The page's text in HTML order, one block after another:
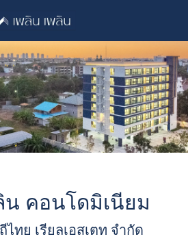
น คอนโดมิเนียม
ทย เรียลเอสเตท จำกัด